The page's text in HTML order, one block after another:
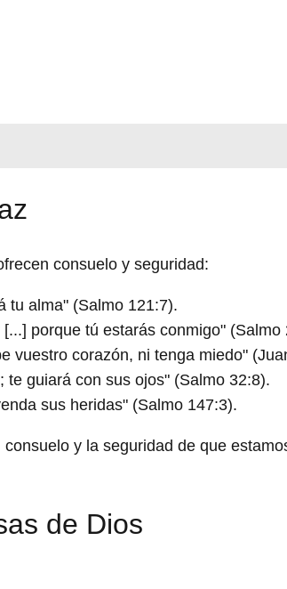
consuelo y seguridad:
tu alma" (Salmo 121:7).
porque tú estarás conmigo" (Salmo
vuestro corazón, ni tenga miedo"
guiará con sus ojos" (Salmo 32:8).
sus heridas" (Salmo 147:3).
y la seguridad de que
de Dios